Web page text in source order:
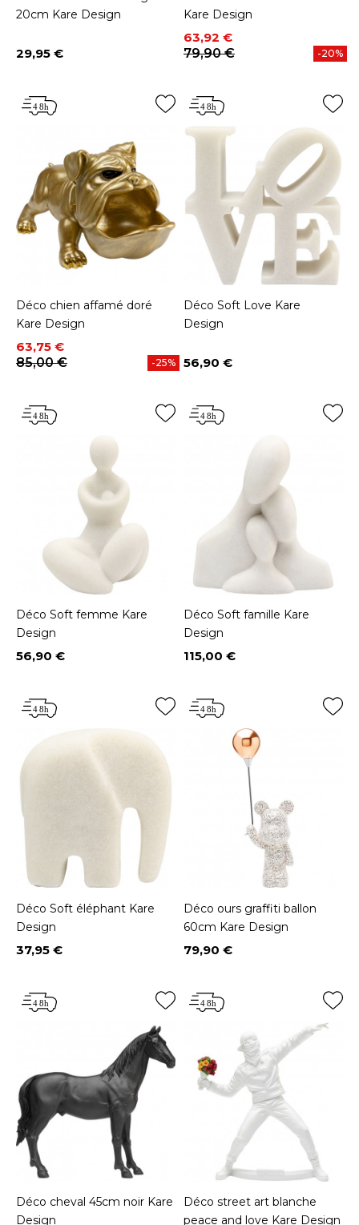
20cm Kare Design
Prix
29,95 €
Kare Design
Prix
63,92 €
Prix de base
79,90 €
-20%
Déco chien affamé doré
Kare Design
Prix
63,75 €
Prix de base
85,00 €
-25%
Déco Soft Love Kare
Design
Prix
56,90 €
Déco Soft femme Kare
Design
Prix
56,90 €
Déco Soft famille Kare
Design
Prix
115,00 €
Déco Soft éléphant Kare
Design
Prix
37,95 €
Déco ours graffiti ballon
60cm Kare Design
Prix
79,90 €
Déco cheval 45cm noir Kare
Design
Déco street art blanche
peace and love Kare Design